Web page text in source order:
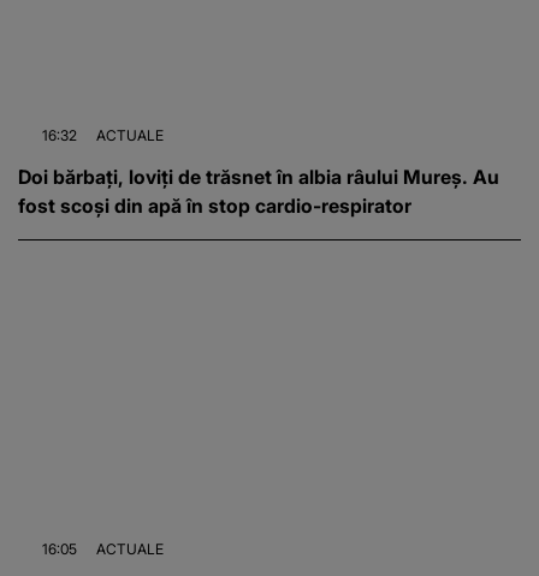
16:32 ACTUALE
Doi bărbați, loviți de trăsnet în albia râului Mureș. Au
fost scoși din apă în stop cardio-respirator
16:05 ACTUALE